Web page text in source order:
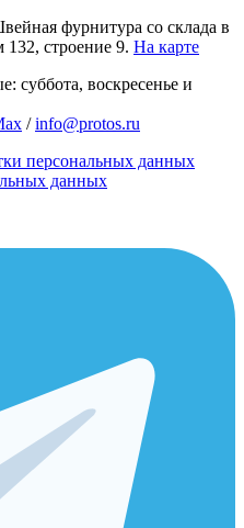
фурнитура со склада в
строение 9. На карте
суббота, воскресенье и
/info@protos.ru
персональных данных
данных